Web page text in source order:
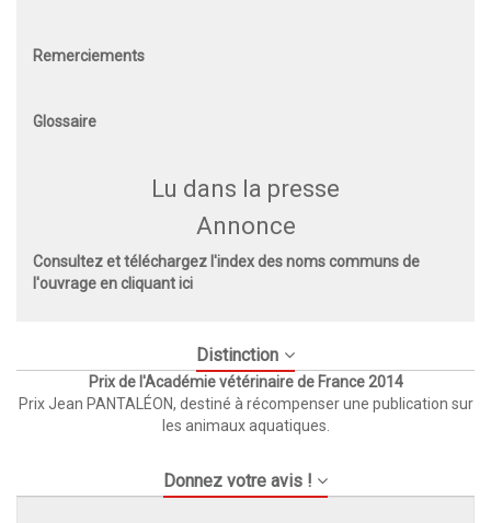
Remerciements
Glossaire
Lu dans la presse
Annonce
Consultez et téléchargez l'index des noms communs de
l'ouvrage en cliquantici
Distinction
Prix de l'Académie vétérinaire de France 2014
Prix Jean PANTALÉON, destiné à récompenser une publication sur
les animaux aquatiques.
Donnez votre avis !